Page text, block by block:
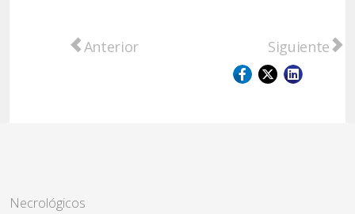
Artículo anterior: Folclore y Tradiciones en
Anterior Artículo
Siguiente
Necrológicos